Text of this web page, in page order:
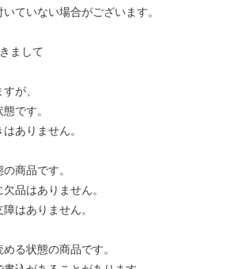
ていない場合がございます。
まして
が、
です。
ありません。
商品です。
品はありません。
はありません。
状態の商品です。